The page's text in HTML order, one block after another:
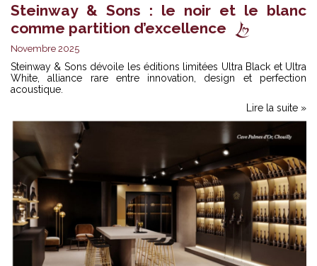
Steinway & Sons : le noir et le blanc
comme partition d’excellence
Novembre 2025
Steinway & Sons dévoile les éditions limitées Ultra Black et Ultra
White, alliance rare entre innovation, design et perfection
acoustique.
Lire la suite »